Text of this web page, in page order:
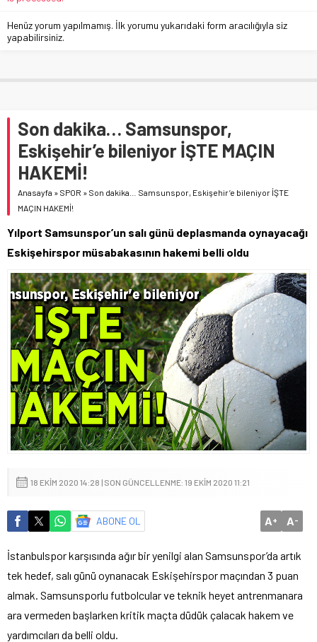
Henüz yorum yapılmamış. İlk yorumu yukarıdaki form aracılığıyla siz
yapabilirsiniz.
Son dakika… Samsunspor,
Eskişehir’e bileniyor İŞTE MAÇIN
HAKEMİ!
Anasayfa » SPOR » Son dakika… Samsunspor, Eskişehir’e bileniyor İŞTE
MAÇIN HAKEMİ!
Yılport Samsunspor’un salı günü deplasmanda oynayacağı
Eskişehirspor müsabakasının hakemi belli oldu
18 EKIM 2020 14:28 | SON GÜNCELLENME: 19 EKIM 2020 11:21
ABONE OL A+ A-
İstanbulspor karşısında ağır bir yenilgi alan Samsunspor’da artık
tek hedef, salı günü oynanacak Eskişehirspor maçından 3 puan
almak. Samsunsporlu futbolcular ve teknik heyet antrenmanara
ara vermeden başlarken kritik maçta düdük çalacak hakem ve
yardımcıları da belli oldu.